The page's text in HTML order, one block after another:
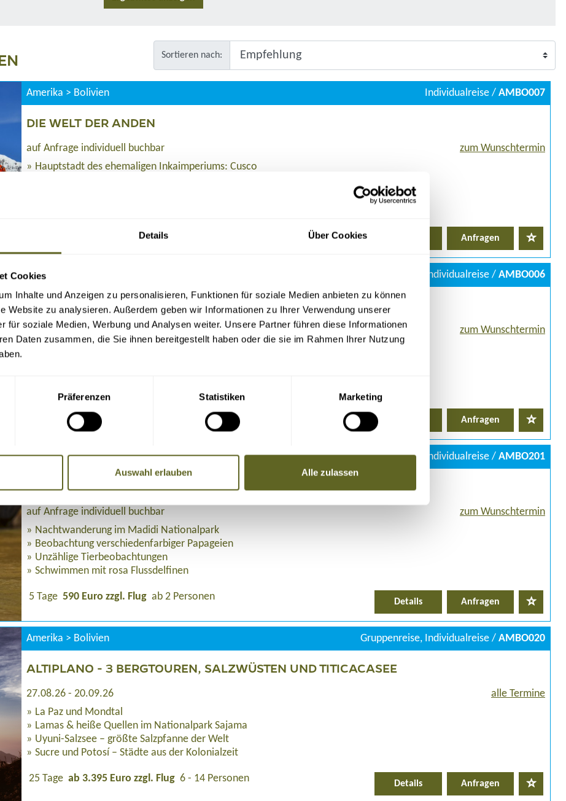
Details Über Cookies
Cookies
Inhalte und Anzeigen zu personalisieren, Funktionen für soziale Medien anbieten zu können
Website zu analysieren. Außerdem geben wir Informationen zu Ihrer Verwendung unserer
für soziale Medien, Werbung und Analysen weiter. Unsere Partner führen diese Informationen
Daten zusammen, die Sie ihnen bereitgestellt haben oder die sie im Rahmen Ihrer Nutzung
Präferenzen Statistiken Marketing
Auswahl erlauben Alle zulassen
Sortieren nach:
Amerika > Bolivien Individualreise / AMBO007
DIE WELT DER ANDEN
auf Anfrage individuell buchbar
zum Wunschtermin
Hauptstadt des ehemaligen Inkaimperiums: Cusco
ab 3.290 Euro zzgl. Flug Anfragen
Amerika > Bolivien Individualreise / AMBO006
BOLIVIEN FÜR GIPFELSTÜRMER
auf Anfrage individuell buchbar
zum Wunschtermin
ab 3.375 Euro zzgl. Flug 2 - 12 Personen Anfragen
Amerika > Bolivien Individualreise / AMBO201
AMAZONASTIEFLAND: MADIDI NATIONALPARK UND PAMPAS
auf Anfrage individuell buchbar
zum Wunschtermin
Nachtwanderung im Madidi Nationalpark
Beobachtung verschiedenfarbiger Papageien
Unzählige Tierbeobachtungen
Schwimmen mit rosa Flussdelfinen
5 Tage 590 Euro zzgl. Flug ab 2 Personen Details Anfragen
Amerika > Bolivien Gruppenreise, Individualreise / AMBO020
ALTIPLANO - 3 BERGTOUREN, SALZWÜSTEN UND TITICACASEE
27.08.26 - 20.09.26
alle Termine
La Paz und Mondtal
Lamas & heiße Quellen im Nationalpark Sajama
Uyuni-Salzsee – größte Salzpfanne der Welt
Sucre und Potosí – Städte aus der Kolonialzeit
25 Tage ab 3.395 Euro zzgl. Flug 6 - 14 Personen Details Anfragen